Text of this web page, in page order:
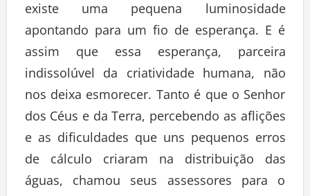
existe uma pequena luminosidade
apontando para um fio de esperança. E é
assim que essa esperança, parceira
indissolúvel da criatividade humana, não
nos deixa esmorecer. Tanto é que o Senhor
dos Céus e da Terra, percebendo as aflições
e as dificuldades que uns pequenos erros
de cálculo criaram na distribuição das
águas, chamou seus assessores para o